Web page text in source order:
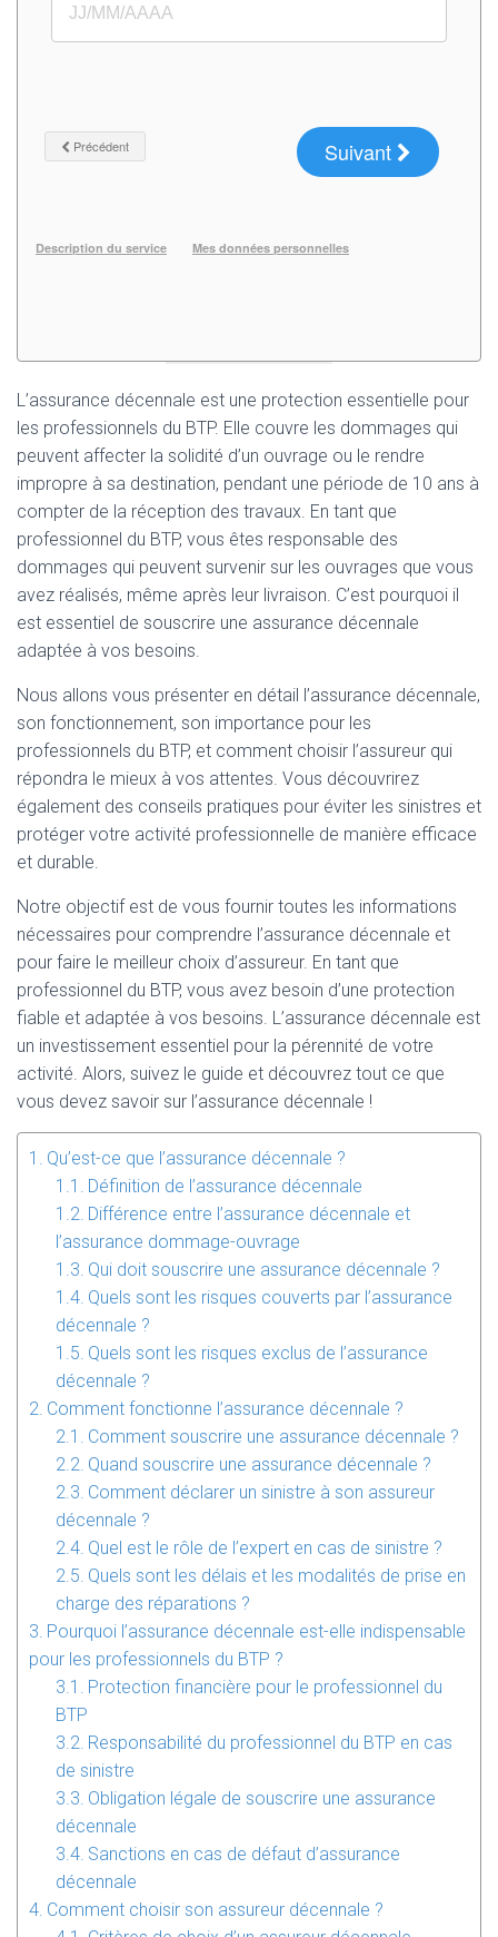
L’assurance décennale est une protection essentielle pour
les professionnels du BTP. Elle couvre les dommages qui
peuvent affecter la solidité d’un ouvrage ou le rendre
impropre à sa destination, pendant une période de 10 ans à
compter de la réception des travaux. En tant que
professionnel du BTP, vous êtes responsable des
dommages qui peuvent survenir sur les ouvrages que vous
avez réalisés, même après leur livraison. C’est pourquoi il
est essentiel de souscrire une assurance décennale
adaptée à vos besoins.
Nous allons vous présenter en détail l’assurance décennale,
son fonctionnement, son importance pour les
professionnels du BTP, et comment choisir l’assureur qui
répondra le mieux à vos attentes. Vous découvrirez
également des conseils pratiques pour éviter les sinistres et
protéger votre activité professionnelle de manière efficace
et durable.
Notre objectif est de vous fournir toutes les informations
nécessaires pour comprendre l’assurance décennale et
pour faire le meilleur choix d’assureur. En tant que
professionnel du BTP, vous avez besoin d’une protection
fiable et adaptée à vos besoins. L’assurance décennale est
un investissement essentiel pour la pérennité de votre
activité. Alors, suivez le guide et découvrez tout ce que
vous devez savoir sur l’assurance décennale !
Qu’est-ce que l’assurance décennale ?
Définition de l’assurance décennale
Différence entre l’assurance décennale et
l’assurance dommage-ouvrage
Qui doit souscrire une assurance décennale ?
Quels sont les risques couverts par l’assurance
décennale ?
Quels sont les risques exclus de l’assurance
décennale ?
Comment fonctionne l’assurance décennale ?
Comment souscrire une assurance décennale ?
Quand souscrire une assurance décennale ?
Comment déclarer un sinistre à son assureur
décennale ?
Quel est le rôle de l’expert en cas de sinistre ?
Quels sont les délais et les modalités de prise en
charge des réparations ?
Pourquoi l’assurance décennale est-elle indispensable
pour les professionnels du BTP ?
Protection financière pour le professionnel du
BTP
Responsabilité du professionnel du BTP en cas
de sinistre
Obligation légale de souscrire une assurance
décennale
Sanctions en cas de défaut d’assurance
décennale
Comment choisir son assureur décennale ?